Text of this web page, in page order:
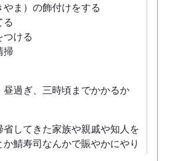
もらう方が良い、とも思いま
やま）の飾付けをする
る
つける
掃
昼過ぎ、三時頃までかかるか
してきた家族や親戚や知人を
鯖寿司なんかで賑やかにやり